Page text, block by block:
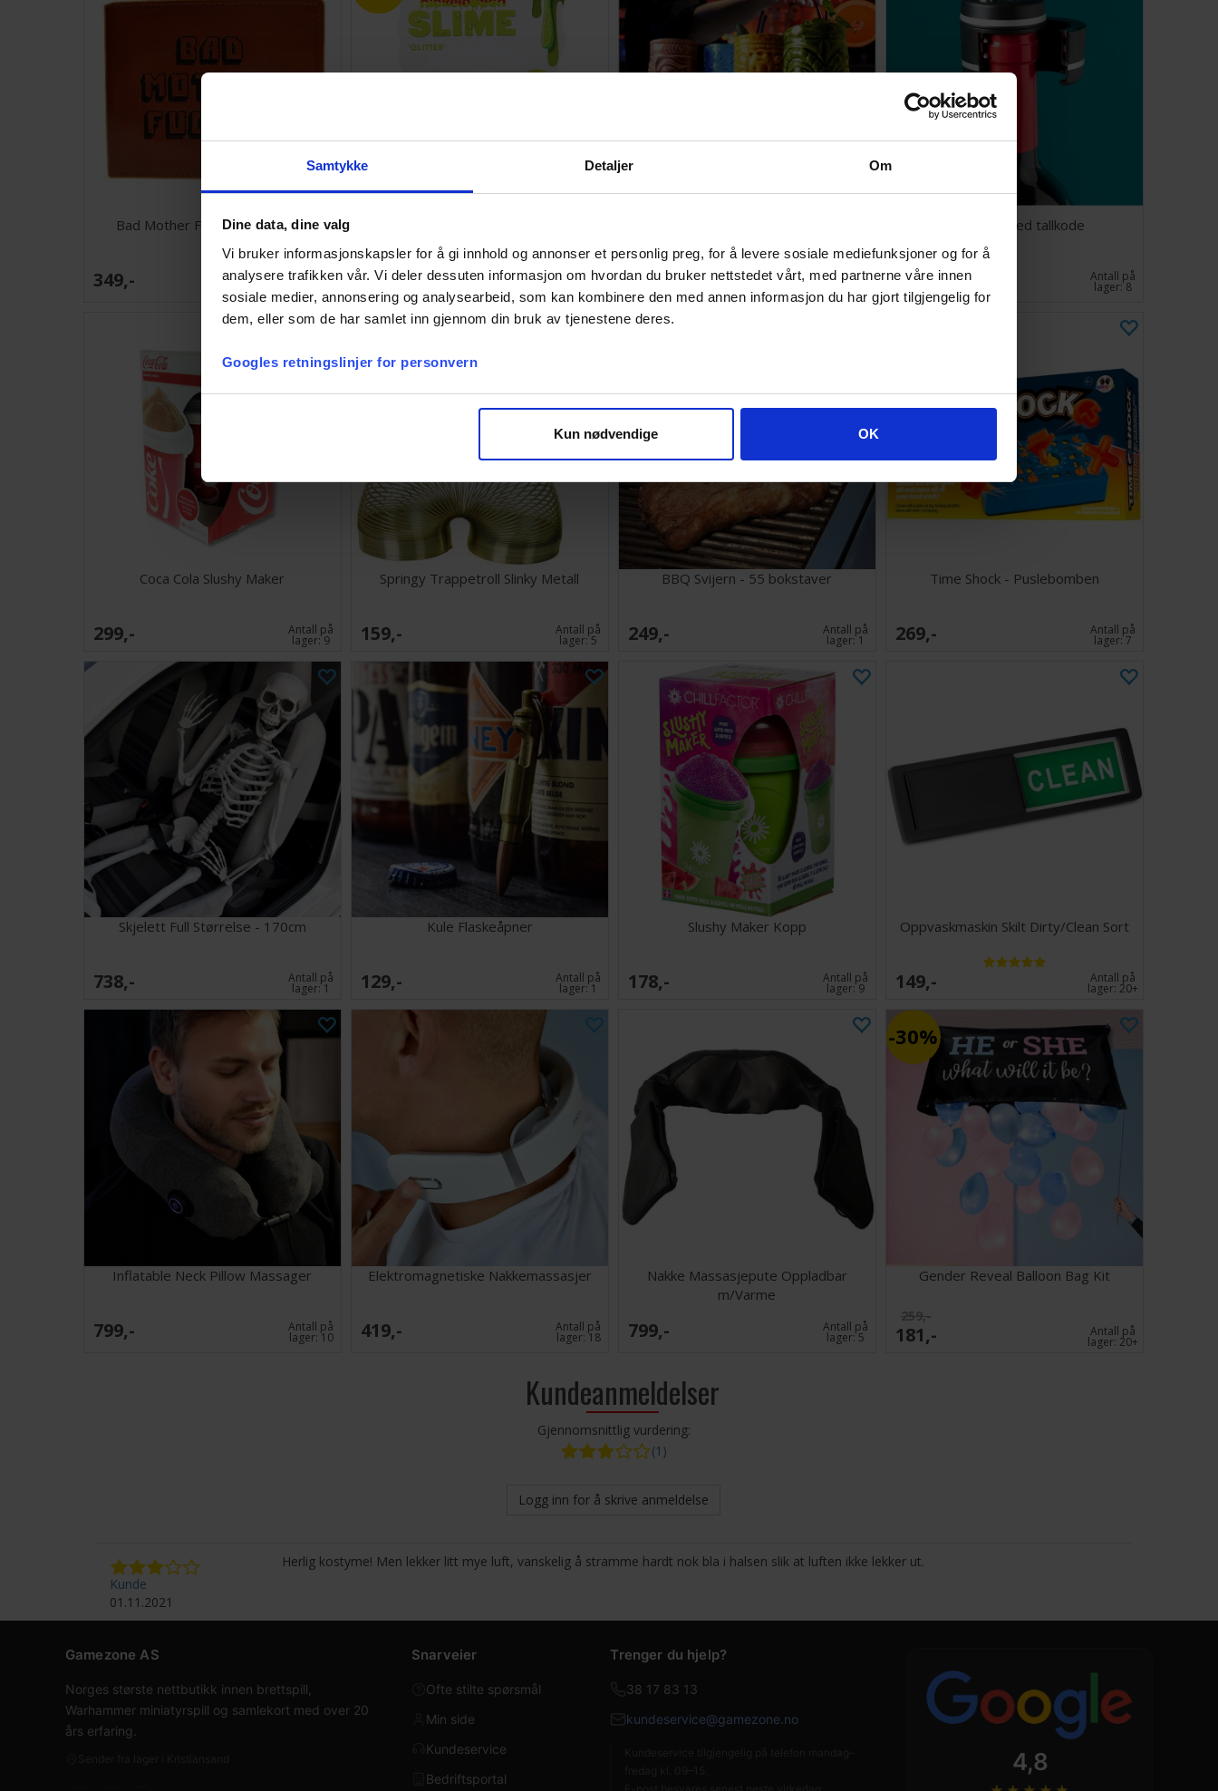
Samtykke Detaljer Om
Dine data, dine valg
Vi bruker informasjonskapsler for å gi innhold og annonser et personlig preg, for å levere sosiale mediefunksjoner og for å
analysere trafikken vår. Vi deler dessuten informasjon om hvordan du bruker nettstedet vårt, med partnerne våre innen
sosiale medier, annonsering og analysearbeid, som kan kombinere den med annen informasjon du har gjort tilgjengelig for
dem, eller som de har samlet inn gjennom din bruk av tjenestene deres.
Googles retningslinjer for personvern
Kun nødvendige OK
Bad Mother Fucker Lommebok
349,- Antall på
49,-
34,- Antall på
lager:2 399,- Antall på
lager:
Flaskelås med tallkode
139,- Antall på
lager:8
Coca Cola Slushy Maker
299,- Antall på
lager:9
Springy Trappetroll Slinky Metall
159,- Antall på
lager:5
BBQ Svijern - 55 bokstaver
249,- Antall på
lager:1
Time Shock - Puslebomben
269,- Antall på
lager:7
Skjelett Full Størrelse - 170cm
738,- Antall på
lager:1
Kule Flaskeåpner
129,- Antall på
lager:1
Slushy Maker Kopp
178,- Antall på
lager:9
Oppvaskmaskin Skilt Dirty/Clean Sort
149,- Antall på
lager:20+
Inflatable Neck Pillow Massager
799,- Antall på
lager: 10
Elektromagnetiske Nakkemassasjer
419,- Antall på
lager: 18
Nakke Massasjepute Oppladbar
m/Varme
799,- Antall på
lager:5
30%
Gender Reveal Balloon Bag Kit
259,-
181,- Antall på
lager:20+
Kundeanmeldelser
Gjennomsnittlig vurdering:
(1)
Logg inn for å skrive anmeldelse
Kunde
01.11.2021
Herlig kostyme! Men lekker litt mye luft, vanskelig å stramme hardt nok bla i halsen slik at luften ikke lekker ut.
Gamezone AS
Norges største nettbutikk innen brettspill,
Warhammer miniatyrspill og samlekort med over 20
års erfaring.
Snarveier
Ofte stilte spørsmål
Min side
Kundeservice
Bedriftsportal
Trenger du hjelp?
38 17 83 13
kundeservice@gamezone.no
4,8